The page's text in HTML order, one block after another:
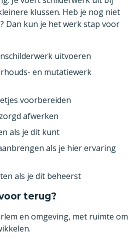
klussen. Heb je nog niet
Dan kun je het werk stap voor
uitvoeren
en mutatiewerk
voorbereiden
afwerken
als je dit kunt
als je hier ervaring
als je dit beheerst
terug?
en omgeving, met ruimte om